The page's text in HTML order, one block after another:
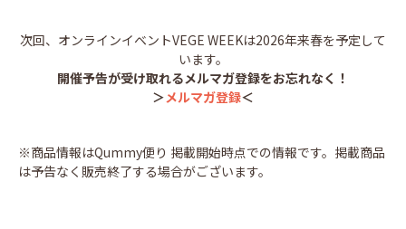
次回、オンラインイベントVEGE WEEKは2026年来春を予定して
います。
開催予告が受け取れるメルマガ登録をお忘れなく！
＞メルマガ登録＜
※商品情報はQummy便り 掲載開始時点での情報です。掲載商品
は予告なく販売終了する場合がございます。